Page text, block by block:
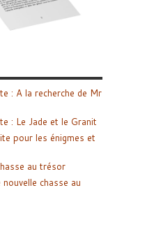
: A la recherche de Mr
: Le Jade et le Granit
pour les énigmes et
au trésor
chasse au